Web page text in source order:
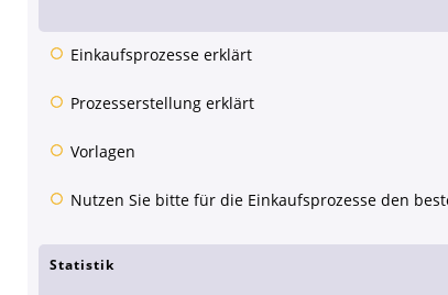
Einkaufsprozesse erklärt
Prozesserstellung erklärt
Vorlagen
Nutzen Sie bitte für die Einkaufsprozesse den
Statistik